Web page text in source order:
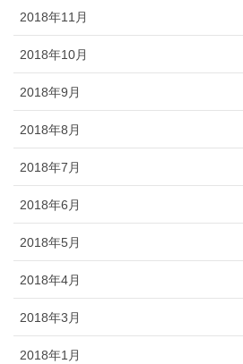
2018年11月
2018年10月
2018年9月
2018年8月
2018年7月
2018年6月
2018年5月
2018年4月
2018年3月
2018年1月